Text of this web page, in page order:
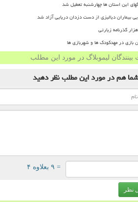
این استان ها چهارشنبه تعطیل شد
بیماران دیالیزی از دست دزدان دریایی آزاد شد
در مهدکودک ها و شهربازی ها
بینندگان لیموبلاگ در مورد این مطلب
همدر مورد این مطلبنظر دهید
= ۹ بعلاوه ۴
نظر